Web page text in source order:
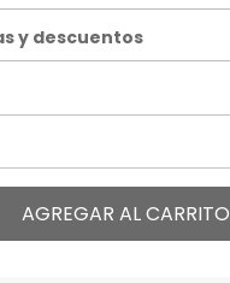
y descuentos
AGREGAR AL CARRITO